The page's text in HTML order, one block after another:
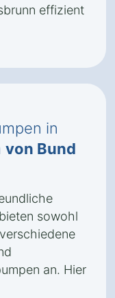
effizient
in
von Bund
sowohl
an. Hier